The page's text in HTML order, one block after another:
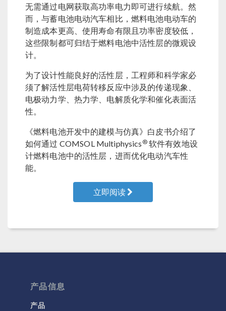
无需通过电网获取高功率电力即可进行续航。然
而，与蓄电池电动汽车相比，燃料电池电动车的
制造成本更高、使用寿命有限且功率密度较低，
这些限制都可归结于燃料电池中活性层的微观设
计。
为了设计性能良好的活性层，工程师和科学家必
须了解活性层电荷转移反应中涉及的传递现象、
电极动力学、热力学、电解质化学和催化表面活
性。
《燃料电池开发中的建模与仿真》白皮书介绍了
如何通过 COMSOL Multiphysics ®软件有效地设
计燃料电池中的活性层，进而优化电动汽车性
能。
立即阅读
产品信息
产品